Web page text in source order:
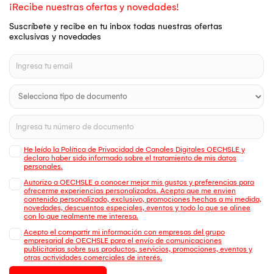
¡Recibe nuestras ofertas y novedades!
Suscríbete y recibe en tu inbox todas nuestras ofertas
exclusivas y novedades
He leído la Política de Privacidad de Canales Digitales OECHSLE y
declaro haber sido informado sobre el tratamiento de mis datos
personales.
Autorizo a OECHSLE a conocer mejor mis gustos y preferencias para
ofrecerme experiencias personalizadas. Acepto que me envien
contenido personalizado, exclusivo, promociones hechas a mi medida,
novedades, descuentos especiales, eventos y todo lo que se alinee
con lo que realmente me interesa.
Acepto el compartir mi información con empresas del grupo
empresarial de OECHSLE para el envío de comunicaciones
publicitarias sobre sus productos, servicios, promociones, eventos y
otras actividades comerciales de interés.